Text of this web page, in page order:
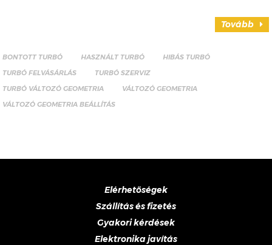
Tovább
BONTOTT TURBÓ HASZNÁLT TURBÓ
HIBÁS TURBÓ
TURBÓ FELVÁSÁRLÁS
TURBÓ SZERVIZ
TURBÓ VÁLTOZÓ GEOMETRIA
VÁLTOZÓ GEOMETRIA
VÁLTOZÓ GEOMETRIA BEÁLLÍTÁS
Elérhetőségek
Szállítás és fizetés
Gyakori kérdések
Elektronika javítás